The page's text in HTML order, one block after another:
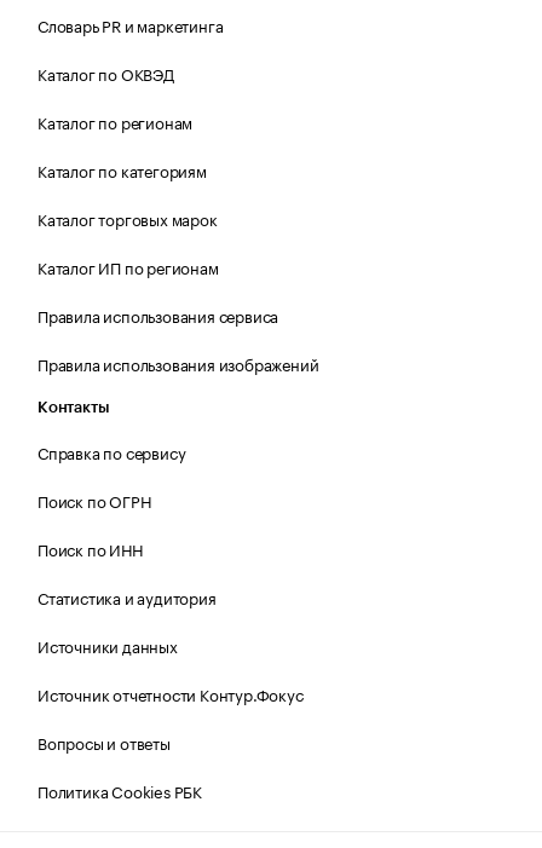
Словарь PR и маркетинга
Каталог по ОКВЭД
Каталог по регионам
Каталог по категориям
Каталог торговых марок
Каталог ИП по регионам
Правила использования сервиса
Правила использования изображений
Контакты
Справка по сервису
Поиск по ОГРН
Поиск по ИНН
Статистика и аудитория
Источники данных
Источник отчетности Контур.Фокус
Вопросы и ответы
Политика Cookies РБК